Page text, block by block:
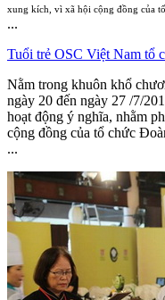
xung kích, vì xã hội cộng đồng của
...
Tuổi trẻ OSC Việt Nam tổ
Nằm trong khuôn khổ
ngày 20 đến ngày 27 /7/
hoạt động ý nghĩa, nhằm
cộng đồng của tổ chức
...